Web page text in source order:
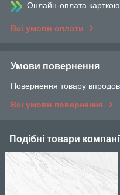
Онлайн-оплата
Всі умови оплати
Умови повернення
Повернення товару
Всі умови повернення
Подібні товари